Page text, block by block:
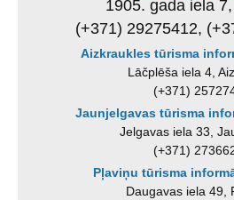
1905. gada iela
(+371) 29275412,
Aizkraukles tūrisma
Lāčplēša iela 4,
(+371)
Jaunjelgavas tūrisma
Jelgavas iela 33,
(+371)
Pļaviņu tūrisma
Daugavas iela 49,